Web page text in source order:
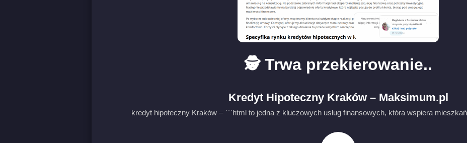
🕵️ Trwa przekierowanie..
Kredyt Hipoteczny Kraków – Maksimum.pl
kredyt hipoteczny Kraków – ```html to jedna z kluczowych usług finansowych, która wspiera